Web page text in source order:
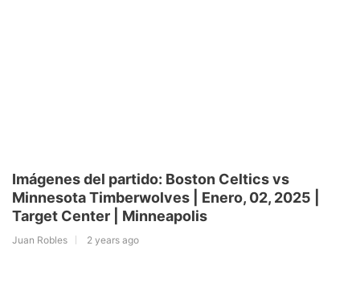
Imágenes del partido: Boston Celtics vs
Minnesota Timberwolves | Enero, 02, 2025 |
Target Center | Minneapolis
Juan Robles 2 years ago